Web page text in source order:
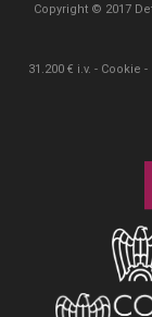
Copyright © 2017
31.200 € i.v. - Cookie -